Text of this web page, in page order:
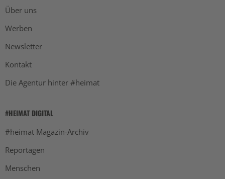
Über uns
Werben
Newsletter
Kontakt
Die Agentur hinter #heimat
#HEIMAT DIGITAL
#heimat Magazin-Archiv
Reportagen
Menschen